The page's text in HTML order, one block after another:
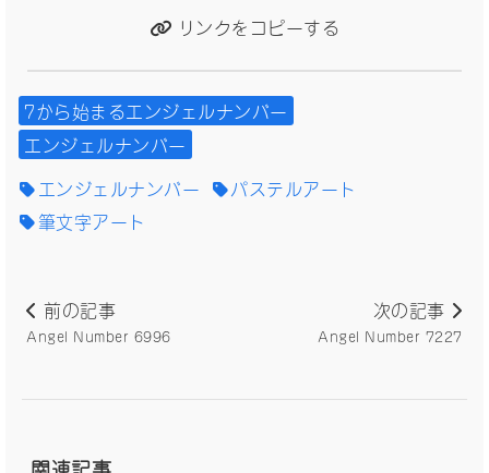
リンクをコピーする
7から始まるエンジェルナンバー
エンジェルナンバー
エンジェルナンバー
パステルアート
筆文字アート
前の記事
Angel Number 6996
次の記事
Angel Number 7227
関連記事